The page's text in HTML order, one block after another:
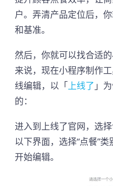
户。弄清产品定位后，
和基准。
然后，你就可以找合适
来说，现在小程序制作
线编辑，以「上线了 」
的：
进入到上线了官网，选
以下界面，选择“点餐”类
开始编辑。